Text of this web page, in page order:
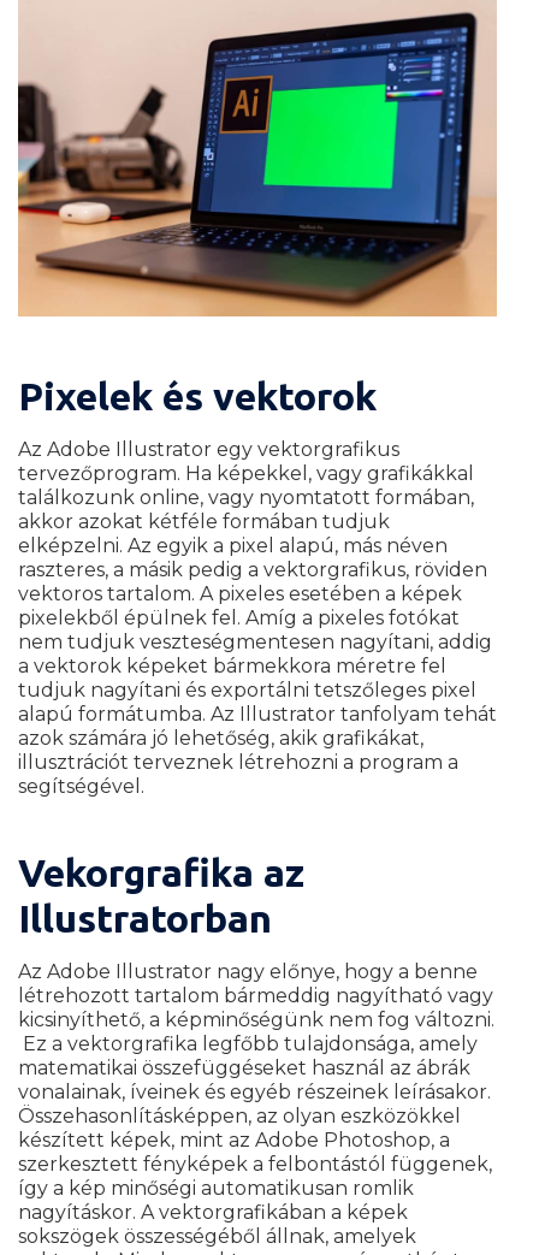
Pixelek és vektorok
Az Adobe Illustrator egy vektorgrafikus
tervezőprogram. Ha képekkel, vagy grafikákkal
találkozunk online, vagy nyomtatott formában,
akkor azokat kétféle formában tudjuk
elképzelni. Az egyik a pixel alapú, más néven
raszteres, a másik pedig a vektorgrafikus, röviden
vektoros tartalom. A pixeles esetében a képek
pixelekből épülnek fel. Amíg a pixeles fotókat
nem tudjuk veszteségmentesen nagyítani, addig
a vektorok képeket bármekkora méretre fel
tudjuk nagyítani és exportálni tetszőleges pixel
alapú formátumba. Az Illustrator tanfolyam tehát
azok számára jó lehetőség, akik grafikákat,
illusztrációt terveznek létrehozni a program a
segítségével.
Vekorgrafika az
Illustratorban
Az Adobe Illustrator nagy előnye, hogy a benne
létrehozott tartalom bármeddig nagyítható vagy
kicsinyíthető, a képminőségünk nem fog változni.
Ez a vektorgrafika legfőbb tulajdonsága, amely
matematikai összefüggéseket használ az ábrák
vonalainak, íveinek és egyéb részeinek leírásakor.
Összehasonlításképpen, az olyan eszközökkel
készített képek, mint az Adobe Photoshop, a
szerkesztett fényképek a felbontástól függenek,
így a kép minőségi automatikusan romlik
nagyításkor. A vektorgrafikában a képek
sokszögek összességéből állnak, amelyek